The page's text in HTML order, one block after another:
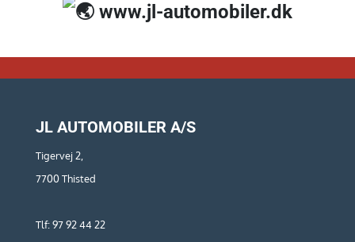
www.jl-automobiler.dk
JL AUTOMOBILER A/S
Tigervej 2,
7700 Thisted
Tlf: 97 92 44 22